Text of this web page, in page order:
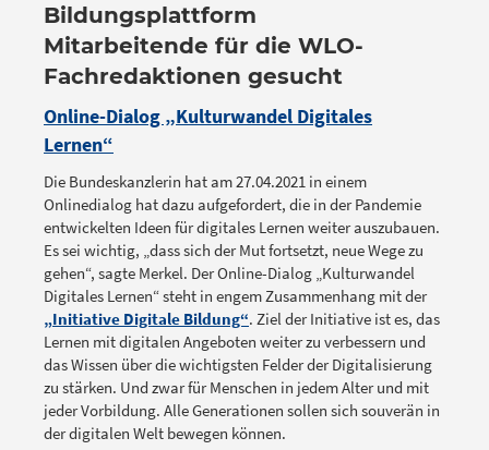
Bildungsplattform
Mitarbeitende für die WLO-
Fachredaktionen gesucht
Online-Dialog „Kulturwandel Digitales
Lernen“
Die Bundeskanzlerin hat am 27.04.2021 in einem
Onlinedialog hat dazu aufgefordert, die in der Pandemie
entwickelten Ideen für digitales Lernen weiter auszubauen.
Es sei wichtig, „dass sich der Mut fortsetzt, neue Wege zu
gehen“, sagte Merkel. Der Online-Dialog „Kulturwandel
Digitales Lernen“ steht in engem Zusammenhang mit der
„Initiative Digitale Bildung“. Ziel der Initiative ist es, das
Lernen mit digitalen Angeboten weiter zu verbessern und
das Wissen über die wichtigsten Felder der Digitalisierung
zu stärken. Und zwar für Menschen in jedem Alter und mit
jeder Vorbildung. Alle Generationen sollen sich souverän in
der digitalen Welt bewegen können.